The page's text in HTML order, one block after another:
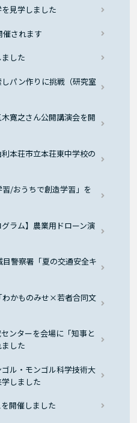
見学しました
催されます
した
しパン作りに挑戦（研究室
寛之さん公開講演会を開
本荘市立本荘東中学校の
/おうちで創造学習」を
ラム】農業用ドローン演
警察署「夏の交通安全キ
わかものみせ×若者合同文
ンターを会場に「知事と
した
ル・モンゴル科学技術大
しました
開催しました